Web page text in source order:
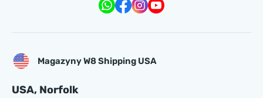
Magazyny W8 Shipping USA
USA, Norfolk